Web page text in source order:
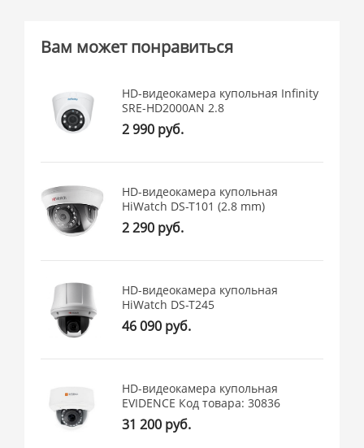
Вам может понравиться
HD-видеокамера купольная Infinity
SRE-HD2000AN 2.8
2 990 руб.
HD-видеокамера купольная
HiWatch DS-T101 (2.8 mm)
2 290 руб.
HD-видеокамера купольная
HiWatch DS-T245
46 090 руб.
HD-видеокамера купольная
EVIDENCE Код товара: 30836
31 200 руб.